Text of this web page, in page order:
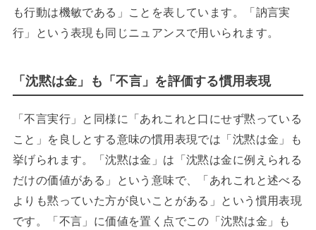
も行動は機敏である」ことを表しています。「訥言実
行」という表現も同じニュアンスで用いられます。
「沈黙は金」も「不言」を評価する慣用表現
「不言実行」と同様に「あれこれと口にせず黙っている
こと」を良しとする意味の慣用表現では「沈黙は金」も
挙げられます。「沈黙は金」は「沈黙は金に例えられる
だけの価値がある」という意味で、「あれこれと述べる
よりも黙っていた方が良いことがある」という慣用表現
です。「不言」に価値を置く点でこの「沈黙は金」も